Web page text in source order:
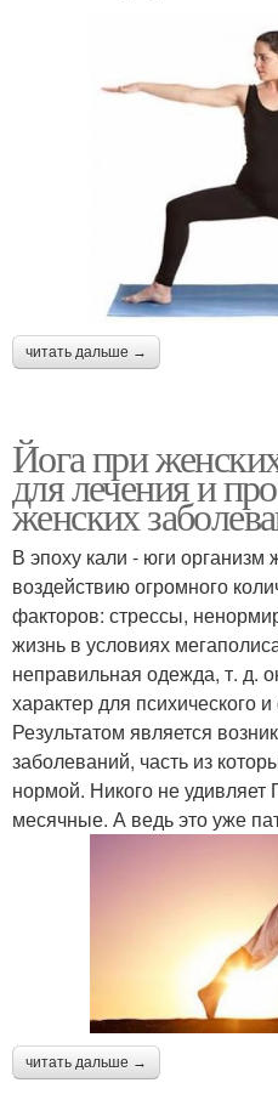
читать дальше →
Йога при
для лечения и
женских
В эпоху кали - юги
воздействию огромного
факторов: стрессы,
жизнь в условиях
неправильная одежда, т. д.
характер для психического
Результатом является
заболеваний, часть из
нормой. Никого не
месячные. А ведь это уже
читать дальше →